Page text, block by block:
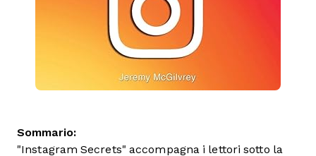
Sommario:
"Instagram Secrets" accompagna i lettori sotto la